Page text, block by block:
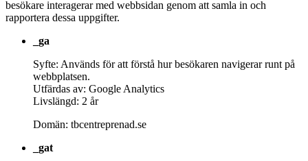
besökare interagerar med webbsidan genom att samla in och
rapportera dessa uppgifter.
_ga
Syfte: Används för att förstå hur besökaren navigerar runt på
webbplatsen.
Utfärdas av: Google Analytics
Livslängd: 2 år
Domän: tbcentreprenad.se
_gat